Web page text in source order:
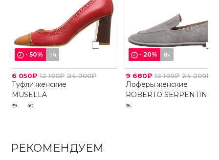
-50% 11ч
6 050₽ 12 100₽ 24 200₽
Туфли женские
MUSELLA
39 40
-20% 11ч
9 680₽ 12 100₽ 24 200₽
Лоферы женские
ROBERTO SERPENTINI
36
РЕКОМЕНДУЕМ